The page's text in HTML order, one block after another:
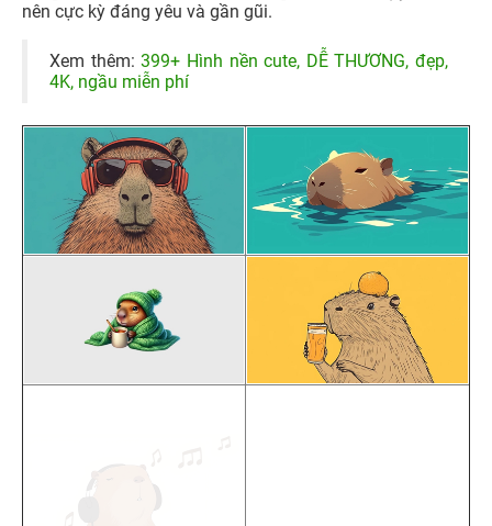
nên cực kỳ đáng yêu và gần gũi.
Xem thêm:399+ Hình nền cute, DỄ THƯƠNG, đẹp,
4K, ngầu miễn phí